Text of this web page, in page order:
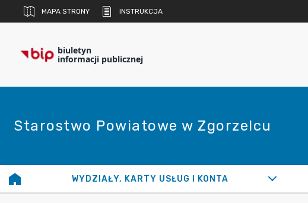
MAPA STRONY INSTRUKCJA
biuletyn
informacji publicznej
Starostwo Powiatowe w Zgorzelcu
WYDZIAŁY, KARTY USŁUG I KONTA